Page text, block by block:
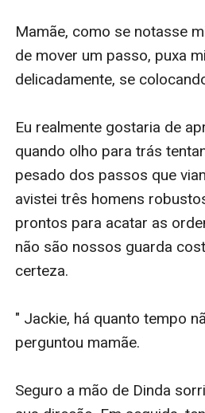
Mamãe, como se notasse
de mover um passo, puxa
delicadamente, se
Eu realmente gostaria de
quando olho para trás
pesado dos passos que
avistei três homens
prontos para acatar as
não são nossos guarda
certeza.
" Jackie, há quanto tempo
perguntou mamãe.
Seguro a mão de Dinda